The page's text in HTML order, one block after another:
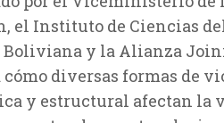
el Instituto de Ciencias
Boliviana y la Alianza
cómo diversas formas de
y estructural afectan la